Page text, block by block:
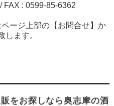
/ FAX : 0599-85-6362
ージ上部の【お問合せ】か
します。
をお探しなら奥志摩の酒